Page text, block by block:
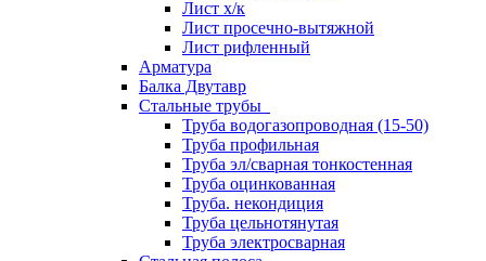
Лист х/к
Лист просечно-вытяжной
Лист рифленный
Арматура
Балка Двутавр
Стальные трубы
Труба водогазопроводная (15-50)
Труба профильная
Труба эл/сварная тонкостенная
Труба оцинкованная
Труба. некондиция
Труба цельнотянутая
Труба электросварная